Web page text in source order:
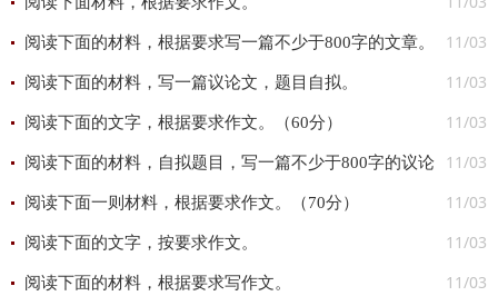
11/03
阅读下面的材料，根据要求写一篇不少于800字的文章。
11/03
阅读下面的材料，写一篇议论文，题目自拟。
11/03
阅读下面的文字，根据要求作文。（60分）
11/03
阅读下面的材料，自拟题目，写一篇不少于800字的议论
文。 11/03
阅读下面一则材料，根据要求作文。（70分）
11/03
阅读下面的文字，按要求作文。
11/03
阅读下面的材料，根据要求写作文。